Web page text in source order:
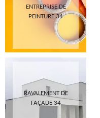
ENTREPRISE DE
PEINTURE 34
RAVALEMENT DE
FAÇADE 34